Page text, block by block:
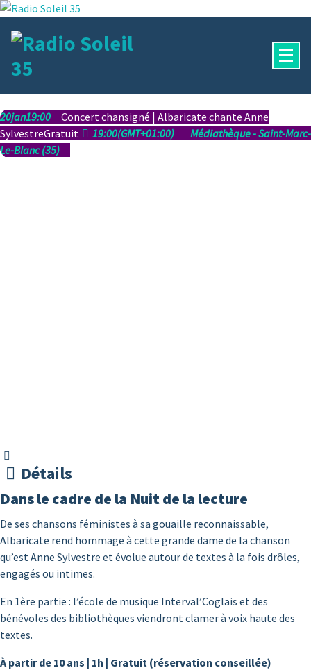
Aller
contenu
20jan19:00
Concert chansigné | Albaricate chante Anne
SylvestreGratuit 19:00(GMT+01:00)
Médiathèque - Saint-Marc-
Le-Blanc (35)
Détails
Dans le cadre de la Nuit de la lecture
De ses chansons féministes à sa gouaille reconnaissable,
Albaricate rend hommage à cette grande dame de la chanson
qu’est Anne Sylvestre et évolue autour de textes à la fois drôles,
engagés ou intimes.
En 1ère partie : l’école de musique Interval’Coglais et des
bénévoles des bibliothèques viendront clamer à voix haute des
textes.
À partir de 10 ans | 1h | Gratuit (réservation conseillée)